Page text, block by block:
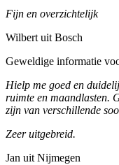
Fijn en overzichtelijk
Wilbert uit Bosch
Geweldige informatie
Hielp me goed en
ruimte en maandlasten.
zijn van verschillende
Zeer uitgebreid.
Jan uit Nijmegen